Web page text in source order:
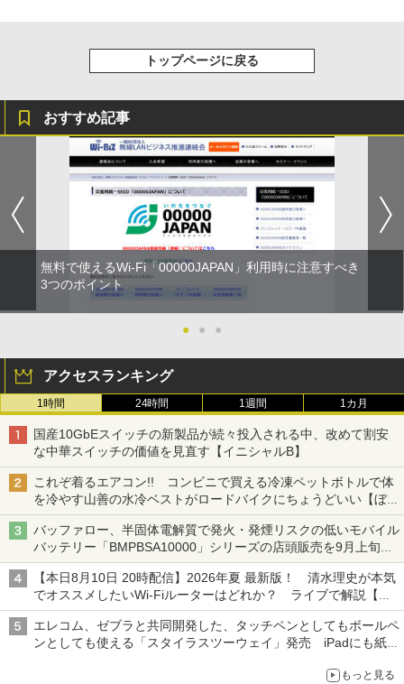
トップページに戻る
おすすめ記事
無料で使えるWi-Fi「00000JAPAN」利用時に注意すべき
3つのポイント
● ● ●
アクセスランキング
1時間 24時間 1週間 1カ月
国産10GbEスイッチの新製品が続々投入される中、改めて割安
な中華スイッチの価値を見直す【イニシャルB】
これぞ着るエアコン!! コンビニで買える冷凍ペットボトルで体
を冷やす山善の水冷ベストがロードバイクにちょうどいい【ぼっ
ち・ざ・ろーど！その14】【空いた時間でなにしてる？】
バッファロー、半固体電解質で発火・発煙リスクの低いモバイル
バッテリー「BMPBSA10000」シリーズの店頭販売を9月上旬に
開始
【本日8月10日 20時配信】2026年夏 最新版！ 清水理史が本気
でオススメしたいWi-Fiルーターはどれか？ ライブで解説【清
水理史の「イニシャルB」チャンネル】
エレコム、ゼブラと共同開発した、タッチペンとしてもボールペ
ンとしても使える「スタイラスツーウェイ」発売 iPadにも紙に
もっと見る